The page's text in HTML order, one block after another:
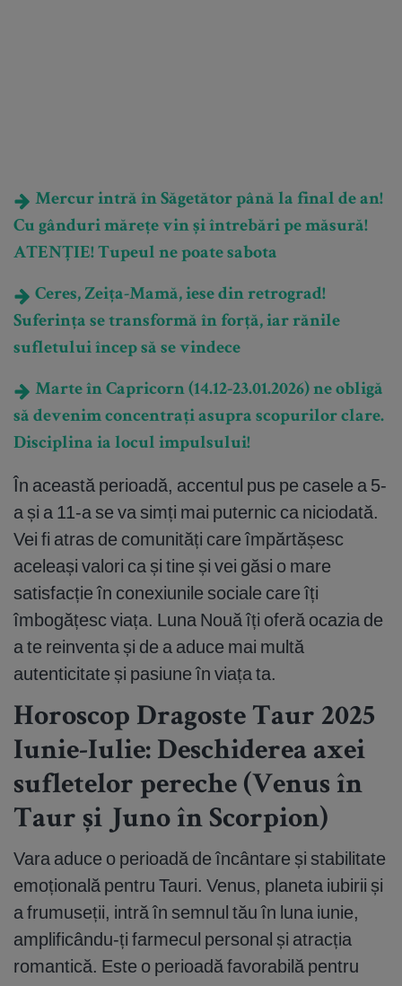
Mercur intră în Săgetător până la final de an!
Cu gânduri mărețe vin și întrebări pe măsură!
ATENȚIE! Tupeul ne poate sabota
Ceres, Zeița-Mamă, iese din retrograd!
Suferința se transformă în forță, iar rănile
sufletului încep să se vindece
Marte în Capricorn (14.12-23.01.2026) ne obligă
să devenim concentrați asupra scopurilor clare.
Disciplina ia locul impulsului!
În această perioadă, accentul pus pe casele a 5-
a și a 11-a se va simți mai puternic ca niciodată.
Vei fi atras de comunități care împărtășesc
aceleași valori ca și tine și vei găsi o mare
satisfacție în conexiunile sociale care îți
îmbogățesc viața. Luna Nouă îți oferă ocazia de
a te reinventa și de a aduce mai multă
autenticitate și pasiune în viața ta.
Horoscop Dragoste Taur 2025
Iunie-Iulie: Deschiderea axei
sufletelor pereche (Venus în
Taur și Juno în Scorpion)
Vara aduce o perioadă de încântare și stabilitate
emoțională pentru Tauri. Venus, planeta iubirii și
a frumuseții, intră în semnul tău în luna iunie,
amplificându-ți farmecul personal și atracția
romantică. Este o perioadă favorabilă pentru